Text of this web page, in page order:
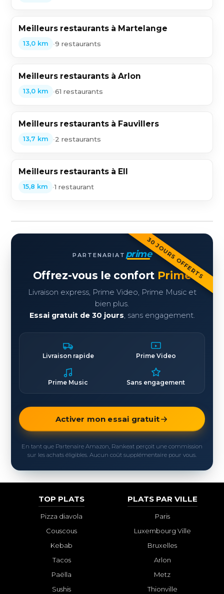
Meilleurs restaurants à Martelange
13,0 km •9 restaurants
Meilleurs restaurants à Arlon
13,0 km •61 restaurants
Meilleurs restaurants à Fauvillers
13,7 km •2 restaurants
Meilleurs restaurants à Ell
15,8 km •1 restaurant
30 JOURS OFFERTS
PARTENARIAT prime
Offrez-vous le confort Prime
Livraison express, Prime Video, Prime Music et
bien plus.
Essai gratuit de 30 jours, sans engagement.
Livraison rapide Prime Video
Prime Music Sans engagement
Activer mon essai gratuit
En tant que Partenaire Amazon, Rankeat perçoit une commission
sur les achats éligibles. Aucun coût supplémentaire pour vous.
TOP PLATS
Pizza diavola
Couscous
Kebab
Tacos
Paëlla
Sushis
PLATS PAR VILLE
Paris
Luxembourg Ville
Bruxelles
Arlon
Metz
Thionville